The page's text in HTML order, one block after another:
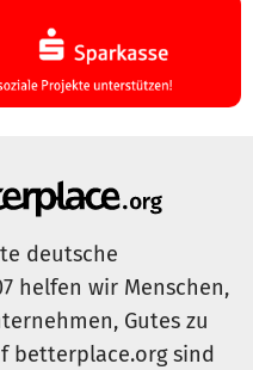
deutsche
helfen wir Menschen,
Gutes zu
betterplace.org sind